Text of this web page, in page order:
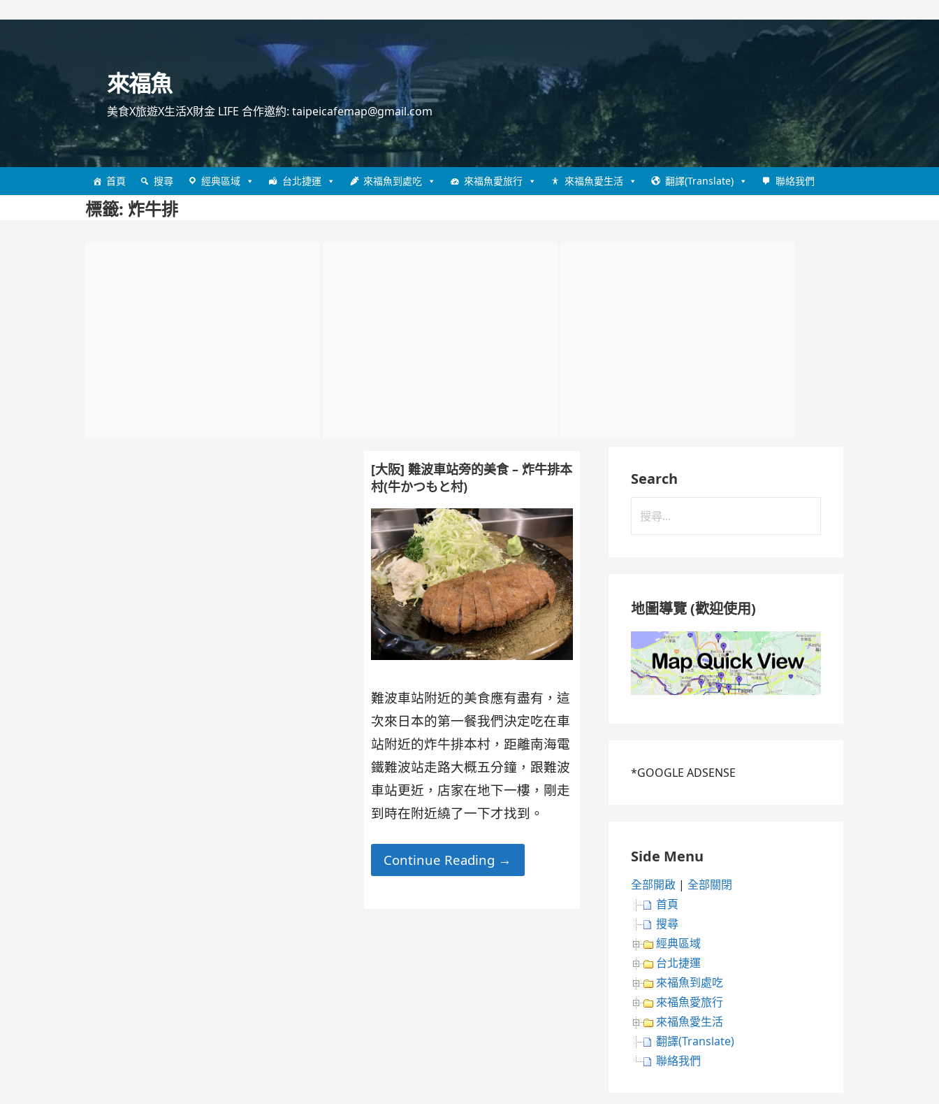
來福魚
美食X旅遊X生活X財金 LIFE 合作邀約: taipeicafemap@gmail.com
首頁 搜尋 經典區域 台北捷運 來福魚到處吃 來福魚愛旅行 來福魚愛生活 翻譯(Translate) 聯絡我們
標籤: 炸牛排
[大阪] 難波車站旁的美食 – 炸牛排本
村(牛かつもと村)
難波車站附近的美食應有盡有，這
次來日本的第一餐我們決定吃在車
站附近的炸牛排本村，距離南海電
鐵難波站走路大概五分鐘，跟難波
車站更近，店家在地下一樓，剛走
到時在附近繞了一下才找到。
Continue Reading →
Search
尋
地圖導覽 (歡迎使用)
*GOOGLE ADSENSE
Side Menu
全部開啟| 全部關閉
首頁
搜尋
經典區域
台北捷運
來福魚到處吃
來福魚愛旅行
來福魚愛生活
翻譯(Translate)
聯絡我們